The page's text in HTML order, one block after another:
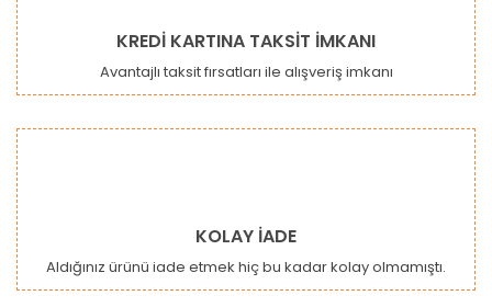
KREDİ KARTINA TAKSİT İMKANI
Avantajlı taksit fırsatları ile alışveriş imkanı
KOLAY İADE
Aldığınız ürünü iade etmek hiç bu kadar kolay olmamıştı.